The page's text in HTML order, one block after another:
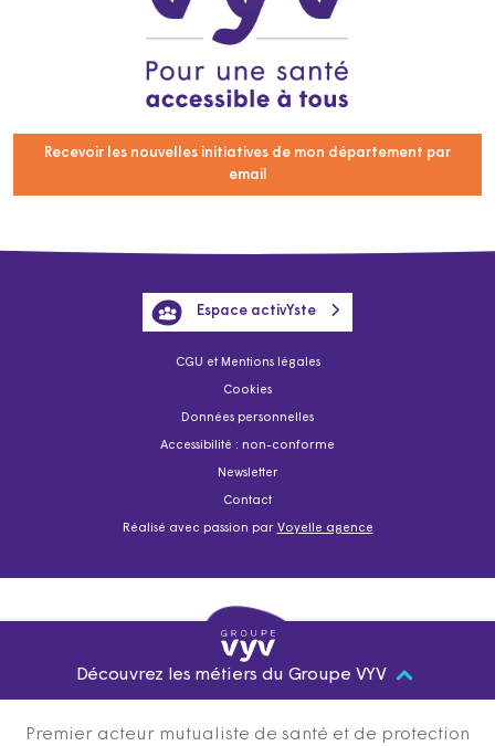
Recevoir les nouvelles initiatives de mon département par
email
CGU et Mentions légales
Cookies
Données personnelles
Accessibilité : non-conforme
Newsletter
Contact
Réalisé avec passion par Voyelle agence
Espace activYste
Découvrez les métiers du Groupe VYV
Premier acteur mutualiste de santé et de protection